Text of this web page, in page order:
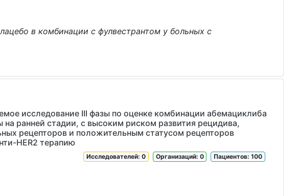
в комбинации с фулвестрантом у больных с
исследование III фазы по оценке комбинации абемациклиба
ранней стадии, с высоким риском развития рецидива,
рецепторов и положительным статусом рецепторов
HER2 терапию
Пациентов: 100
Организаций: 0
Исследователей: 0